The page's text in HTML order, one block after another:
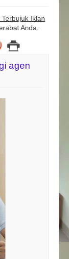
Iklan
Anda.
agen